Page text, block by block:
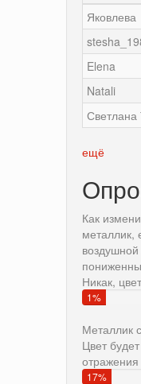
Яковлева
Elena
Natali
Светлана
ещё
Как
металлик,
Никак,
1%
Металлик
Цвет
17%